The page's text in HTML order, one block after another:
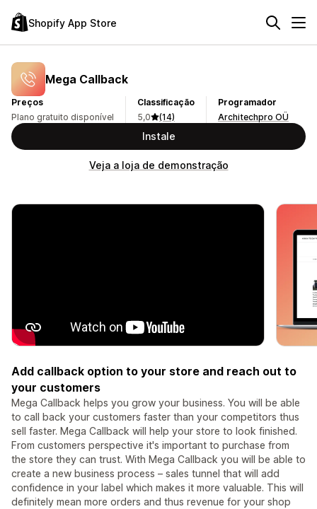
Shopify App Store
Mega Callback
Preços
Plano gratuito disponível
Classificação
5,0
(14)
Programador
Architechpro OÜ
Instale
Veja a loja de demonstração
Add callback option to your store and reach out to
your customers
Mega Callback helps you grow your business. You will be able
to call back your customers faster than your competitors thus
sell faster. Mega Callback will help your store to look finished.
From customers perspective it's important to purchase from
the store they can trust. With Mega Callback you will be able to
create a new business process – sales tunnel that will add
confidence in your label which makes it more valuable. This will
definitely mean more orders and thus revenue for your shop